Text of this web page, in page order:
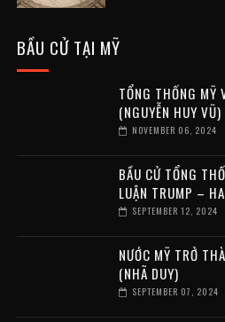
BẦU CỬ TẠI MỸ
TỔNG THỐNG MỸ
(NGUYỄN HUY VŨ)
NOVEMBER 06, 2024
BẦU CỬ TỔNG
LUẬN TRUMP –
SEPTEMBER 12, 2024
NƯỚC MỸ TRỞ
(NHÃ DUY)
SEPTEMBER 07, 2024